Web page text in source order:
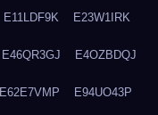
E11LDF9K E23W1IRK
E46QR3GJ E4OZBDQJ
E62E7VMP E94UO43P